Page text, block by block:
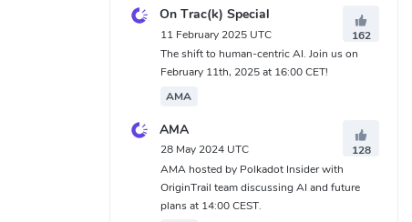
On Trac(k) Special
11 February 2025 UTC
162
The shift to human-centric AI. Join us on
February 11th, 2025 at 16:00 CET!
AMA
AMA
28 May 2024 UTC
128
AMA hosted by Polkadot Insider with
OriginTrail team discussing AI and future
plans at 14:00 CEST.